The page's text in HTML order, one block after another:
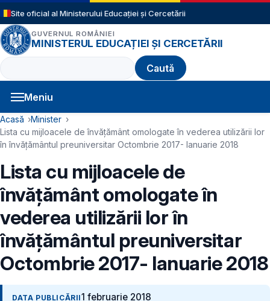
Sari la conținutul principal
Site oficial al Ministerului Educației și Cercetării
GUVERNUL ROMÂNIEI
MINISTERUL EDUCAȚIEI ȘI CERCETĂRII
Caută
Meniu
Navigație principală
Cale de navigare
Acasă
Minister
Lista cu mijloacele de învățământ omologate în vederea utilizării lor
în învățământul preuniversitar Octombrie 2017- Ianuarie 2018
Lista cu mijloacele de
învățământ omologate în
vederea utilizării lor în
învățământul preuniversitar
Octombrie 2017- Ianuarie 2018
DATA PUBLICĂRII1 februarie 2018